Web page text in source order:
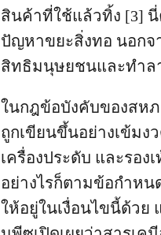
สินค้าที่ใช้แล้วทิ้ง [3]
ปัญหาขยะสิ่งทอ นอกจ
สิทธิมนุษยชนและทำล
ในกฎข้อบังคับของสห
ถูกเขียนขึ้นอย่างเข้ม
เครื่องประดับ และรอง
อย่างไรก็ตามข้อกำห
ให้อยู่ในเงื่อนไขนี้ด้วย